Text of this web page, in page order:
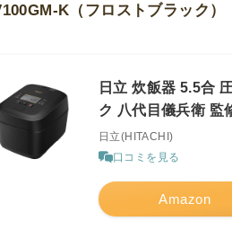
K（フロストブラック）
日立 炊飯器 5.5合
ク 八代目儀兵衛 監
日立(HITACHI)
口コミを見る
Amazon